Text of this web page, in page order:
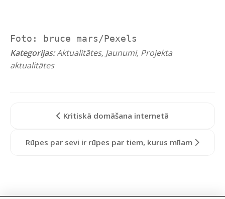
Foto: bruce mars/Pexels
Kategorijas:Aktualitātes, Jaunumi, Projekta
aktualitātes
Kritiskā domāšana internetā
Rūpes par sevi ir rūpes par tiem, kurus mīlam